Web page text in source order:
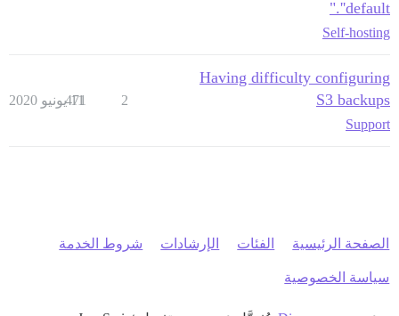
'default'."
Self-hosting
Having difficulty configuring
S3 backups
Support
2
471
11 يونيو 2020
الصفحة الرئيسية الفئات الإرشادات شروط الخدمة
سياسة الخصوصية